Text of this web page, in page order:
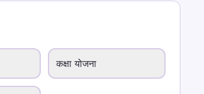
कक्षा योजना